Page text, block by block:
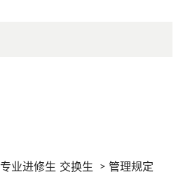
专业进修生 交换生 管理规定